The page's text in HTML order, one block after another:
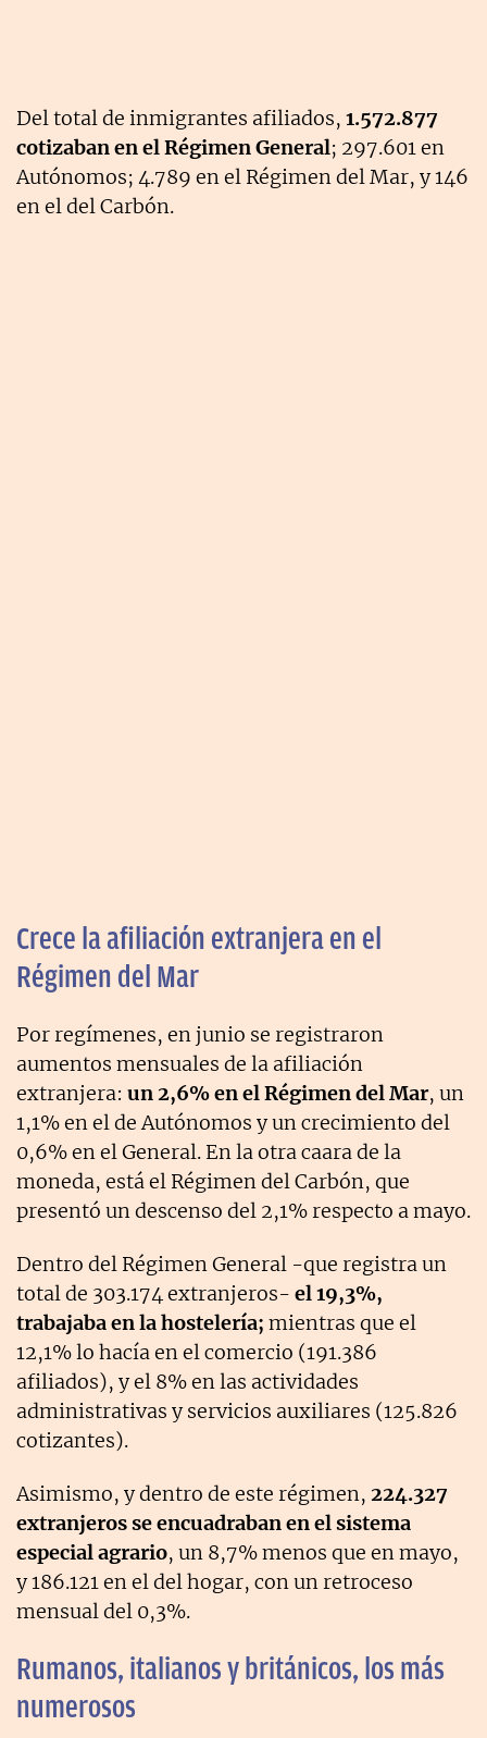
Del total de inmigrantes afiliados, 1.572.877
cotizaban en el Régimen General; 297.601 en
Autónomos; 4.789 en el Régimen del Mar, y 146
en el del Carbón.
Crece la afiliación extranjera en el
Régimen del Mar
Por regímenes, en junio se registraron
aumentos mensuales de la afiliación
extranjera: un 2,6% en el Régimen del Mar, un
1,1% en el de Autónomos y un crecimiento del
0,6% en el General. En la otra caara de la
moneda, está el Régimen del Carbón, que
presentó un descenso del 2,1% respecto a mayo.
Dentro del Régimen General -que registra un
total de 303.174 extranjeros- el 19,3%,
trabajaba en la hostelería; mientras que el
12,1% lo hacía en el comercio (191.386
afiliados), y el 8% en las actividades
administrativas y servicios auxiliares (125.826
cotizantes).
Asimismo, y dentro de este régimen, 224.327
extranjeros se encuadraban en el sistema
especial agrario, un 8,7% menos que en mayo,
y 186.121 en el del hogar, con un retroceso
mensual del 0,3%.
Rumanos, italianos y británicos, los más
numerosos